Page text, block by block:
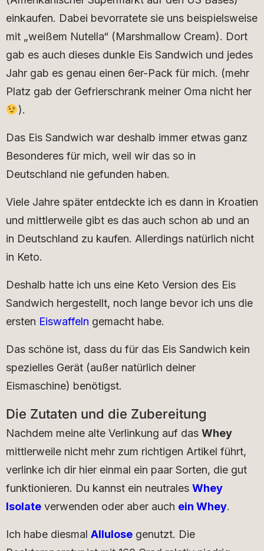
einkaufen. Dabei bevorratete sie uns beispielsweise
mit „weißem Nutella“ (Marshmallow Cream). Dort
gab es auch dieses dunkle Eis Sandwich und jedes
Jahr gab es genau einen 6er-Pack für mich. (mehr
Platz gab der Gefrierschrank meiner Oma nicht her
).
Das Eis Sandwich war deshalb immer etwas ganz
Besonderes für mich, weil wir das so in
Deutschland nie gefunden haben.
Viele Jahre später entdeckte ich es dann in Kroatien
und mittlerweile gibt es das auch schon ab und an
in Deutschland zu kaufen. Allerdings natürlich nicht
in Keto.
Deshalb hatte ich uns eine Keto Version des Eis
Sandwich hergestellt, noch lange bevor ich uns die
ersten Eiswaffeln gemacht habe.
Das schöne ist, dass du für das Eis Sandwich kein
spezielles Gerät (außer natürlich deiner
Eismaschine) benötigst.
Die Zutaten und die Zubereitung
Nachdem meine alte Verlinkung auf das Whey
mittlerweile nicht mehr zum richtigen Artikel führt,
verlinke ich dir hier einmal ein paar Sorten, die gut
funktionieren. Du kannst ein neutrales Whey
Isolate verwenden oder aber auch ein Whey.
Ich habe diesmal Allulose genutzt. Die